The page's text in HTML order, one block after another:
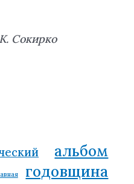
Сокирко
альбом
годовщина